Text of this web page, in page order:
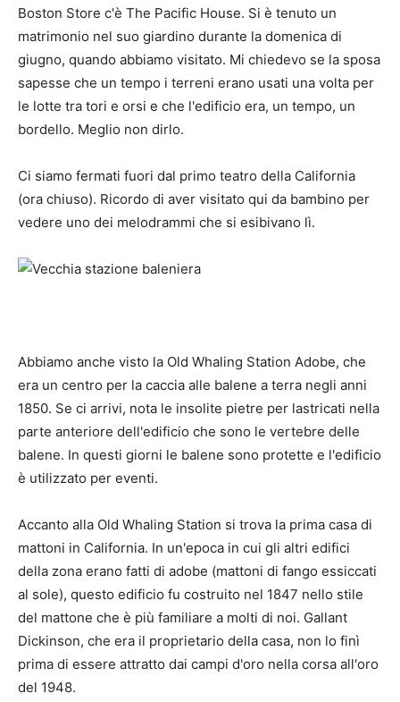
Boston Store c'è The Pacific House. Si è tenuto un
matrimonio nel suo giardino durante la domenica di
giugno, quando abbiamo visitato. Mi chiedevo se la sposa
sapesse che un tempo i terreni erano usati una volta per
le lotte tra tori e orsi e che l'edificio era, un tempo, un
bordello. Meglio non dirlo.
Ci siamo fermati fuori dal primo teatro della California
(ora chiuso). Ricordo di aver visitato qui da bambino per
vedere uno dei melodrammi che si esibivano lì.
Abbiamo anche visto la Old Whaling Station Adobe, che
era un centro per la caccia alle balene a terra negli anni
1850. Se ci arrivi, nota le insolite pietre per lastricati nella
parte anteriore dell'edificio che sono le vertebre delle
balene. In questi giorni le balene sono protette e l'edificio
è utilizzato per eventi.
Accanto alla Old Whaling Station si trova la prima casa di
mattoni in California. In un'epoca in cui gli altri edifici
della zona erano fatti di adobe (mattoni di fango essiccati
al sole), questo edificio fu costruito nel 1847 nello stile
del mattone che è più familiare a molti di noi. Gallant
Dickinson, che era il proprietario della casa, non lo finì
prima di essere attratto dai campi d'oro nella corsa all'oro
del 1948.